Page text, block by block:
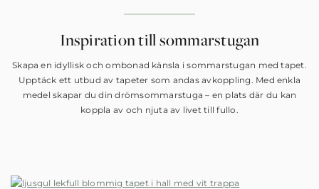
Inspiration till sommarstugan
Skapa en idyllisk och ombonad känsla i sommarstugan med tapet.
Upptäck ett utbud av tapeter som andas avkoppling. Med enkla
medel skapar du din drömsommarstuga – en plats där du kan
koppla av och njuta av livet till fullo.